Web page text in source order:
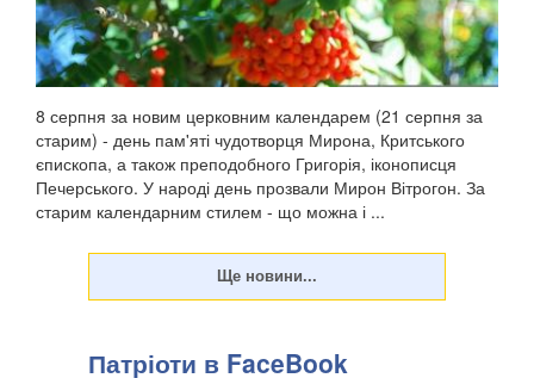
8 серпня за новим церковним календарем (21 серпня за
старим) - день пам'яті чудотворця Мирона, Критського
єпископа, а також преподобного Григорія, іконописця
Печерського. У народі день прозвали Мирон Вітрогон. За
старим календарним стилем - що можна і ...
Патріоти в FaceBook